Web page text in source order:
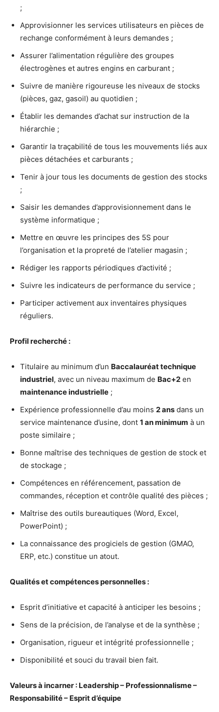
;
Approvisionner les services utilisateurs en pièces de
rechange conformément à leurs demandes ;
Assurer l’alimentation régulière des groupes
électrogènes et autres engins en carburant ;
Suivre de manière rigoureuse les niveaux de stocks
(pièces, gaz, gasoil) au quotidien ;
Établir les demandes d’achat sur instruction de la
hiérarchie ;
Garantir la traçabilité de tous les mouvements liés aux
pièces détachées et carburants ;
Tenir à jour tous les documents de gestion des stocks
;
Saisir les demandes d’approvisionnement dans le
système informatique ;
Mettre en œuvre les principes des 5S pour
l’organisation et la propreté de l’atelier magasin ;
Rédiger les rapports périodiques d’activité ;
Suivre les indicateurs de performance du service ;
Participer activement aux inventaires physiques
réguliers.
Profil recherché :
Titulaire au minimum d’un Baccalauréat technique
industriel, avec un niveau maximum de Bac+2 en
maintenance industrielle ;
Expérience professionnelle d’au moins 2 ans dans un
service maintenance d’usine, dont 1 an minimum à un
poste similaire ;
Bonne maîtrise des techniques de gestion de stock et
de stockage ;
Compétences en référencement, passation de
commandes, réception et contrôle qualité des pièces ;
Maîtrise des outils bureautiques (Word, Excel,
PowerPoint) ;
La connaissance des progiciels de gestion (GMAO,
ERP, etc.) constitue un atout.
Qualités et compétences personnelles :
Esprit d’initiative et capacité à anticiper les besoins ;
Sens de la précision, de l’analyse et de la synthèse ;
Organisation, rigueur et intégrité professionnelle ;
Disponibilité et souci du travail bien fait.
Valeurs à incarner : Leadership – Professionnalisme –
Responsabilité – Esprit d’équipe